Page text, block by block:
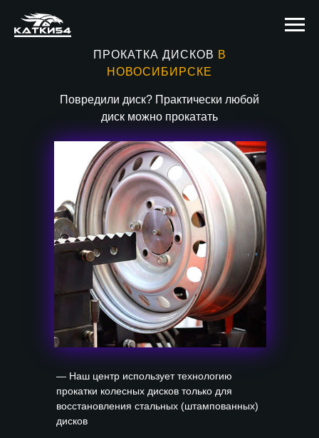
ПРОКАТКА ДИСКОВ В
НОВОСИБИРСКЕ
— Наш центр использует технологию
прокатки колесных дисков только для
восстановления стальных (штампованных)
дисков
Повредили диск? Практически любой
диск можно прокатать